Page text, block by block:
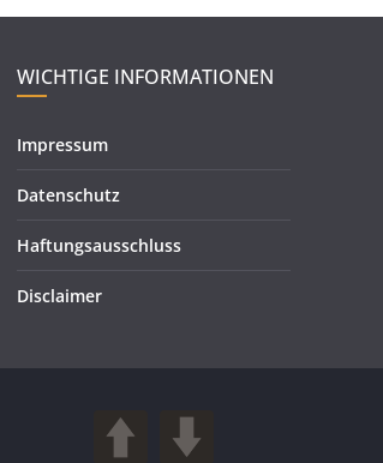
WICHTIGE INFORMATIONEN
Impressum
Datenschutz
Haftungsausschluss
Disclaimer